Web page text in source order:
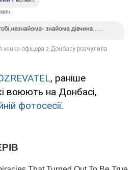
, раніше
воюють на Донбасі,
фотосесії.